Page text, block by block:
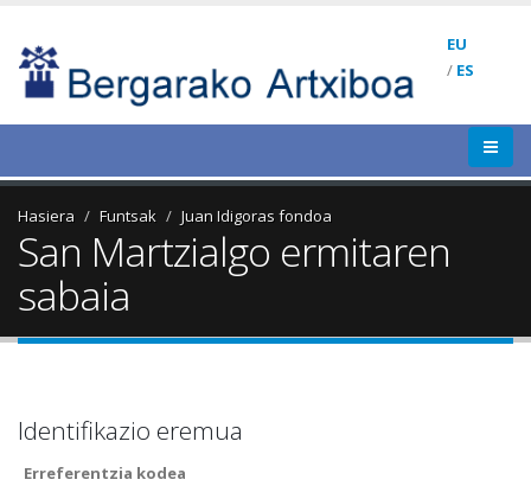
EU
/ ES
Hasiera Funtsak Juan Idigoras fondoa
San Martzialgo ermitaren
sabaia
Identifikazio eremua
Erreferentzia kodea